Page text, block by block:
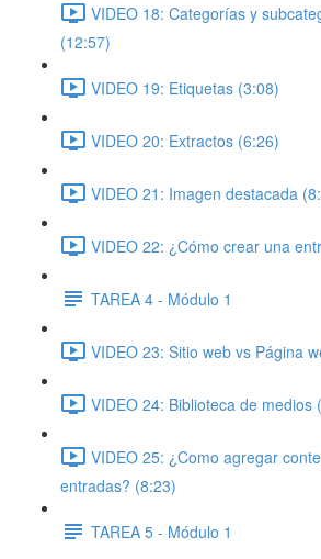
VIDEO 18: Categorías y
(12:57)
VIDEO 19: Etiquetas (3:08)
VIDEO 20: Extractos (6:26)
VIDEO 21: Imagen destacada
VIDEO 22: ¿Cómo crear una
TAREA 4 - Módulo 1
VIDEO 23: Sitio web vs Página
VIDEO 24: Biblioteca de medios
VIDEO 25: ¿Como agregar
entradas? (8:23)
TAREA 5 - Módulo 1